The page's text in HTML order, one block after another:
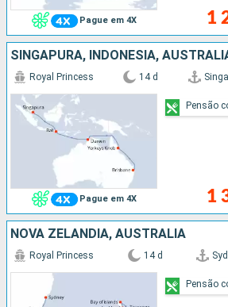
Pague em 4X 1
SINGAPURA, INDONÉSIA,
Pague em 4X
Royal Princess 14 d
1
Pensão
NOVA ZELANDIA, AUSTRALIA
Royal Princess 14 d
Pensão